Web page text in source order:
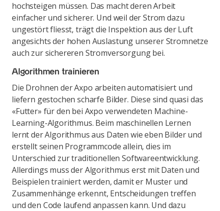
hochsteigen müssen. Das macht deren Arbeit
einfacher und sicherer. Und weil der Strom dazu
ungestört fliesst, trägt die Inspektion aus der Luft
angesichts der hohen Auslastung unserer Stromnetze
auch zur sichereren Stromversorgung bei.
Algorithmen trainieren
Die Drohnen der Axpo arbeiten automatisiert und
liefern gestochen scharfe Bilder. Diese sind quasi das
«Futter» für den bei Axpo verwendeten Machine-
Learning-Algorithmus. Beim maschinellen Lernen
lernt der Algorithmus aus Daten wie eben Bilder und
erstellt seinen Programmcode allein, dies im
Unterschied zur traditionellen Softwareentwicklung.
Allerdings muss der Algorithmus erst mit Daten und
Beispielen trainiert werden, damit er Muster und
Zusammenhänge erkennt, Entscheidungen treffen
und den Code laufend anpassen kann. Und dazu